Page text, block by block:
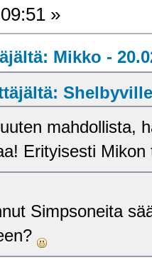
»
Mikko -
mahdollista,
Erityisesti
Simpsoneita